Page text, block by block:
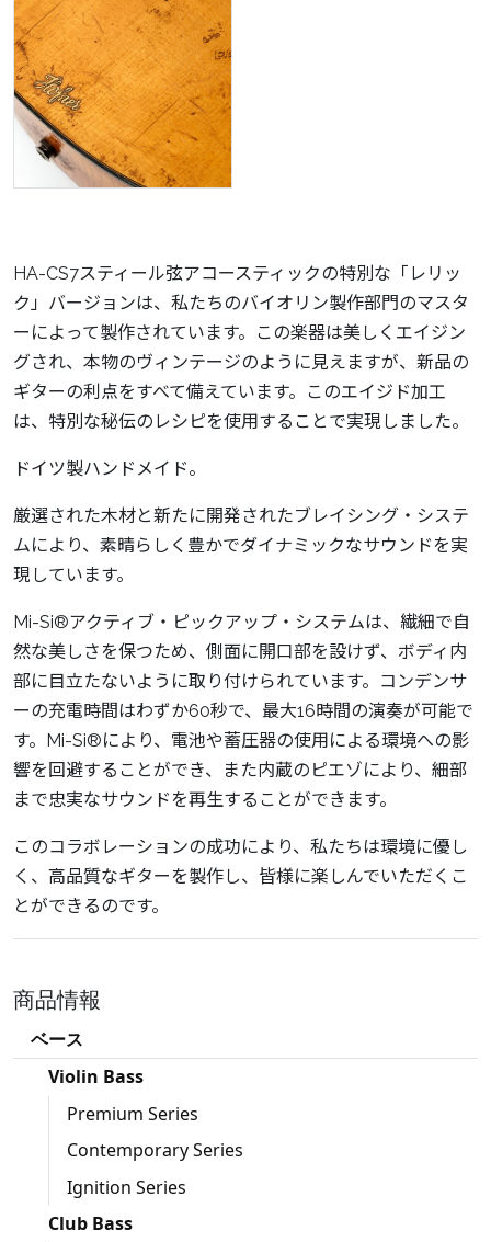
HA-CS7スティール弦アコースティックの特別な「レリッ
ク」バージョンは、私たちのバイオリン製作部門のマスタ
ーによって製作されています。この楽器は美しくエイジン
グされ、本物のヴィンテージのように見えますが、新品の
ギターの利点をすべて備えています。このエイジド加工
は、特別な秘伝のレシピを使用することで実現しました。
ドイツ製ハンドメイド。
厳選された木材と新たに開発されたブレイシング・システ
ムにより、素晴らしく豊かでダイナミックなサウンドを実
現しています。
Mi-Si®アクティブ・ピックアップ・システムは、繊細で自
然な美しさを保つため、側面に開口部を設けず、ボディ内
部に目立たないように取り付けられています。コンデンサ
ーの充電時間はわずか60秒で、最大16時間の演奏が可能で
す。Mi-Si®により、電池や蓄圧器の使用による環境への影
響を回避することができ、また内蔵のピエゾにより、細部
まで忠実なサウンドを再生することができます。
このコラボレーションの成功により、私たちは環境に優し
く、高品質なギターを製作し、皆様に楽しんでいただくこ
とができるのです。
商品情報
ベース
Violin Bass
Premium Series
Contemporary Series
Ignition Series
Club Bass